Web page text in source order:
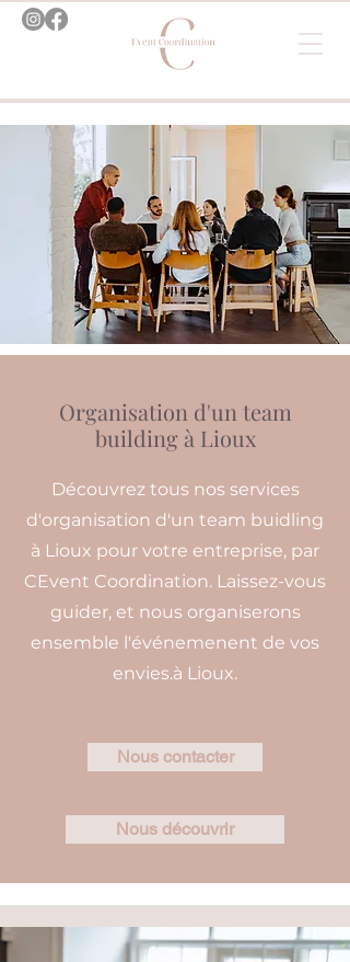
Organisation d'un team
building à Lioux
Découvrez tous nos services
d'organisation d'un team buidling
à Lioux pour votre entreprise, par
CEvent Coordination. Laissez-vous
guider, et nous organiserons
ensemble l'événemenent de vos
envies.à Lioux.
Nous contacter
Nous découvrir